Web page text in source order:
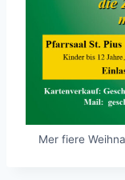
Mer fiere